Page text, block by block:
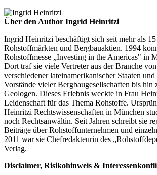
Über den Author Ingrid Heinritzi
Ingrid Heinritzi beschäftigt sich seit mehr als 15
Rohstoffmärkten und Bergbauaktien. 1994
Rohstoffmesse „Investing in the Americas" in
Dort traf sie viele Vertreter aus der Branche
verschiedener lateinamerikanischer Staaten
Vorstände vieler Bergbaugesellschaften bis hin
Geologen. Dieses Erlebnis weckte in Frau
Leidenschaft für das Thema Rohstoffe.
Heinritzi Rechtswissenschaften in München
noch Rechtsanwältin. Seit Jahren schreibt sie
Beiträge über Rohstoffunternehmen und
2011 war sie Chefredakteurin des
Verlag.
Disclaimer, Risikohinweis &